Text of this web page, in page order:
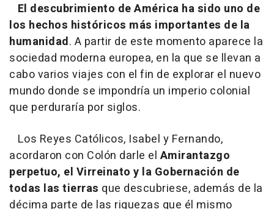
El descubrimiento de América ha sido uno de
los hechos históricos más importantes de la
humanidad. A partir de este momento aparece la
sociedad moderna europea, en la que se llevan a
cabo varios viajes con el fin de explorar el nuevo
mundo donde se impondría un imperio colonial
que perduraría por siglos.
Los Reyes Católicos, Isabel y Fernando,
acordaron con Colón darle el Amirantazgo
perpetuo, el Virreinato y la Gobernación de
todas las tierras que descubriese, además de la
décima parte de las riquezas que él mismo